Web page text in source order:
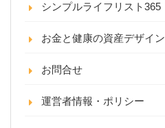
シンプルライフリスト365
お金と健康の資産デザイン
お問合せ
運営者情報・ポリシー